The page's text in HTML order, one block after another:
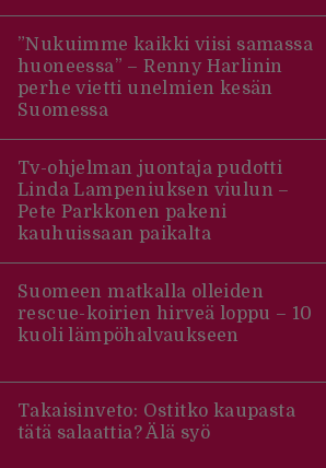
”Nukuimme kaikki viisi samassa
huoneessa” – Renny Harlinin
perhe vietti unelmien kesän
Suomessa
Tv-ohjelman juontaja pudotti
Linda Lampeniuksen viulun –
Pete Parkkonen pakeni
kauhuissaan paikalta
Suomeen matkalla olleiden
rescue-koirien hirveä loppu – 10
kuoli lämpöhalvaukseen
Takaisinveto: Ostitko kaupasta
tätä salaattia? Älä syö